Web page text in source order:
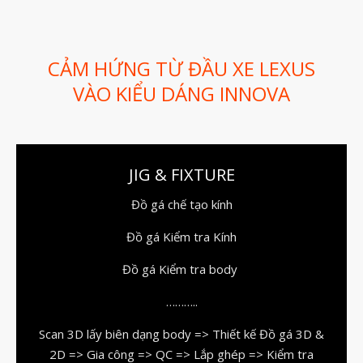
Automotive
Aerospace
Marine
Medical
Liên Hệ
CẢM HỨNG TỪ ĐẦU XE LEXUS
VÀO KIỂU DÁNG INNOVA
JIG & FIXTURE
Đồ gá chế tạo kính
Đồ gá Kiểm tra Kính
Đồ gá Kiểm tra body
………..
Scan 3D lấy biên dạng body => Thiết kế Đồ gá 3D &
2D => Gia công => QC => Lắp ghép => Kiểm tra